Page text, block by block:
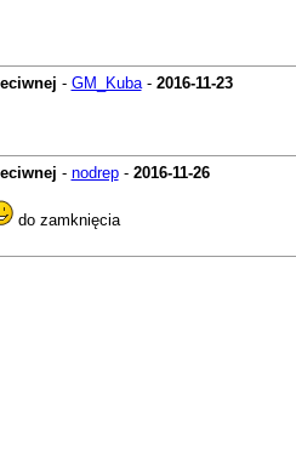
- GM_Kuba- 2016-11-23
- nodrep- 2016-11-26
do zamknięcia